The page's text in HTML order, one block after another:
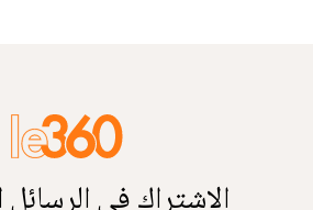
الاشتراك في الرسائل